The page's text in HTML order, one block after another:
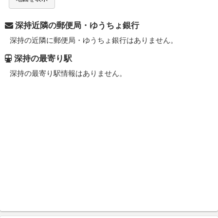
深持近隣の郵便局・ゆうちょ銀行
深持の近隣に郵便局・ゆうちょ銀行はありません。
深持の最寄り駅
深持の最寄り駅情報はありません。